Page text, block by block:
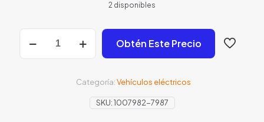
2 disponibles
Obtén Este Precio
SKU:1007982-7987
Categoría:Vehículos eléctricos